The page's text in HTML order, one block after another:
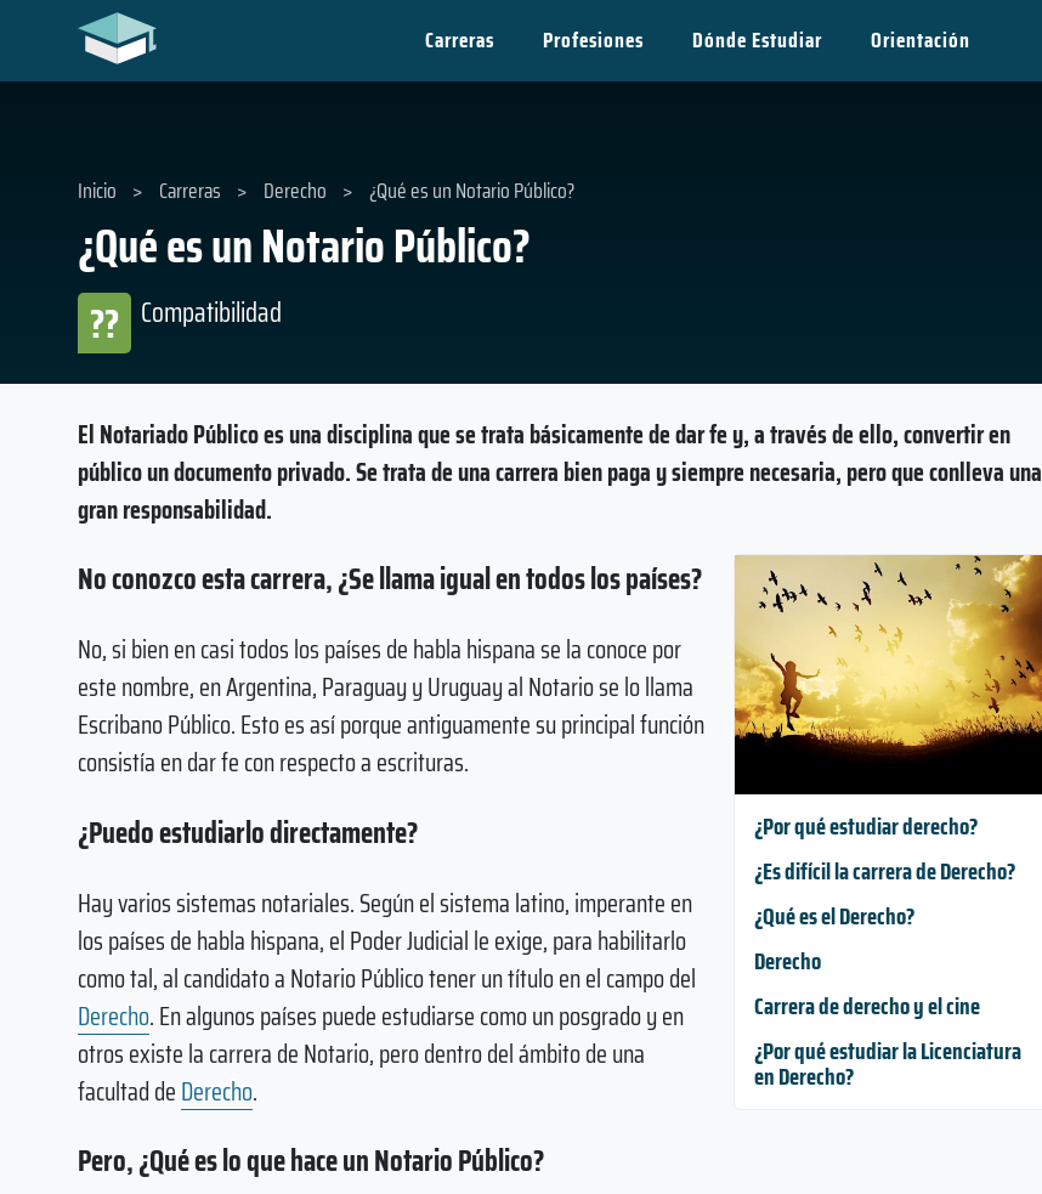
Carreras Profesiones Dónde Estudiar Orientación
¿Qué es un Notario Público?
Compatibilidad
??
Inicio > Carreras > Derecho > ¿Qué es un Notario Público?
El Notariado Público es una disciplina que se trata básicamente de dar fe y, a través de ello, convertir en
público un documento privado. Se trata de una carrera bien paga y siempre necesaria, pero que conlleva una
gran responsabilidad.
¿Por qué estudiar derecho?
¿Es difícil la carrera de Derecho?
¿Qué es el Derecho?
Derecho
Carrera de derecho y el cine
¿Por qué estudiar la Licenciatura
en Derecho?
No conozco esta carrera, ¿Se llama igual en todos los países?
No, si bien en casi todos los países de habla hispana se la conoce por
este nombre, en Argentina, Paraguay y Uruguay al Notario se lo llama
Escribano Público. Esto es así porque antiguamente su principal función
consistía en dar fe con respecto a escrituras.
¿Puedo estudiarlo directamente?
Hay varios sistemas notariales. Según el sistema latino, imperante en
los países de habla hispana, el Poder Judicial le exige, para habilitarlo
como tal, al candidato a Notario Público tener un título en el campo del
Derecho. En algunos países puede estudiarse como un posgrado y en
otros existe la carrera de Notario, pero dentro del ámbito de una
facultad deDerecho.
Pero, ¿Qué es lo que hace un Notario Público?